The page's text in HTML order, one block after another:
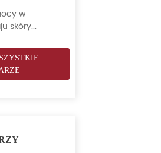
w
skóry...